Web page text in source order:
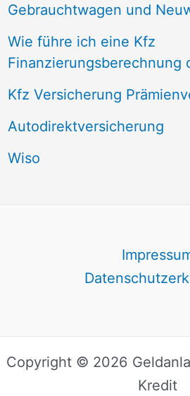
Gebrauchtwagen und
Wie führe ich eine Kfz
Finanzierungsberechnung
Kfz Versicherung
Autodirektversicherung
Wiso
Copyright © 2026
Kredit